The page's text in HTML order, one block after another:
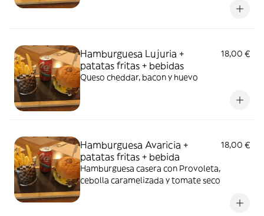
Hamburguesa Lujuria +
patatas fritas + bebidas
18,00 €
Queso cheddar, bacon y huevo
Hamburguesa Avaricia +
patatas fritas + bebida
18,00 €
Hamburguesa casera con Provoleta,
cebolla caramelizada y tomate seco